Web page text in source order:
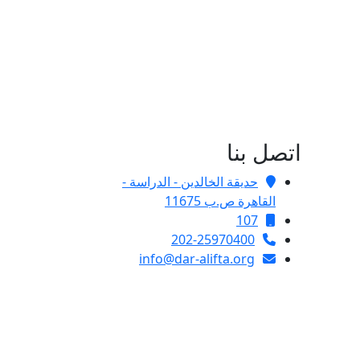
اتصل بنا
حديقة الخالدين - الدراسة -
القاهرة ص.ب 11675
107
202-25970400
info@dar-alifta.org